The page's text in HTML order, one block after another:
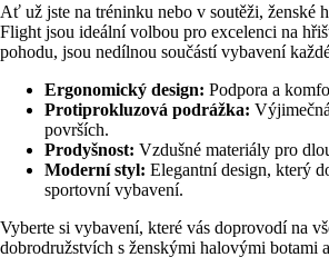
Ať už jste na tréninku nebo v soutěži, ženské
Flight jsou ideální volbou pro excelenci na
pohodu, jsou nedílnou součástí vybavení
Ergonomický design: Podpora a
Protiprokluzová podrážka:
površích.
Prodyšnost: Vzdušné materiály pro
Moderní styl: Elegantní design, který
sportovní vybavení.
Vyberte si vybavení, které vás doprovodí na
dobrodružstvích s ženskými halovými botami